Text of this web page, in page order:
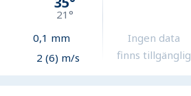
21°
0,1 mm
2 (6) m/s
Ingen data
finns tillgänglig